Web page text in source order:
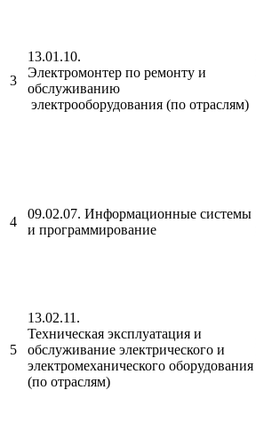
3
13.01.10.
Электромонтер по ремонту и
обслуживанию
электрооборудования (по отраслям)
4
09.02.07. Информационные системы
и программирование
5
13.02.11.
Техническая эксплуатация и
обслуживание электрического и
электромеханического оборудования
(по отраслям)